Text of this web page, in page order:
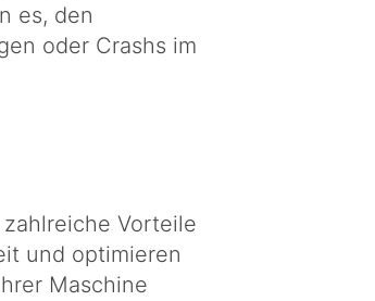
es, den
oder Crashs im
Vorteile
und optimieren
Maschine